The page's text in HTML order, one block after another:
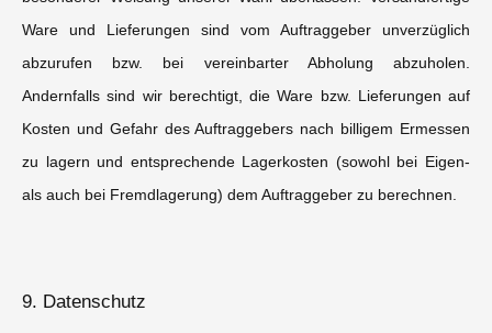
Ware und Lieferungen sind vom Auftraggeber unverzüglich
abzurufen bzw. bei vereinbarter Abholung abzuholen.
Andernfalls sind wir berechtigt, die Ware bzw. Lieferungen auf
Kosten und Gefahr des Auftraggebers nach billigem Ermessen
zu lagern und entsprechende Lagerkosten (sowohl bei Eigen-
als auch bei Fremdlagerung) dem Auftraggeber zu berechnen.
9. Datenschutz